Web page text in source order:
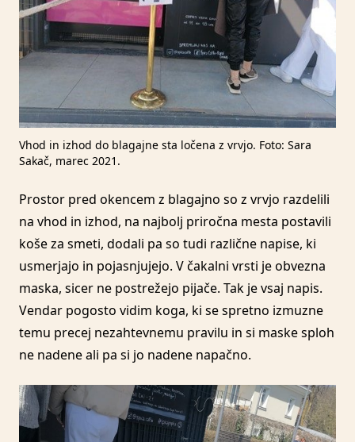
Vhod in izhod do blagajne sta ločena z vrvjo. Foto: Sara
Sakač, marec 2021.
Prostor pred okencem z blagajno so z vrvjo razdelili
na vhod in izhod, na najbolj priročna mesta postavili
koše za smeti, dodali pa so tudi različne napise, ki
usmerjajo in pojasnjujejo. V čakalni vrsti je obvezna
maska, sicer ne postrežejo pijače. Tak je vsaj napis.
Vendar pogosto vidim koga, ki se spretno izmuzne
temu precej nezahtevnemu pravilu in si maske sploh
ne nadene ali pa si jo nadene napačno.